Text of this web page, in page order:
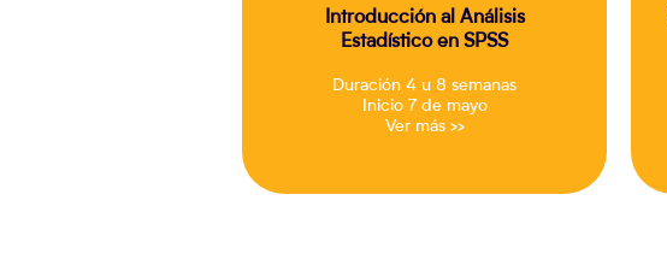
Introducción al Análisis
Estadístico en SPSS
Duración 4 u 8 semanas
Inicio 7 de mayo
Ver más >>